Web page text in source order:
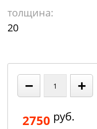
толщина:
20
− +
2750 руб.